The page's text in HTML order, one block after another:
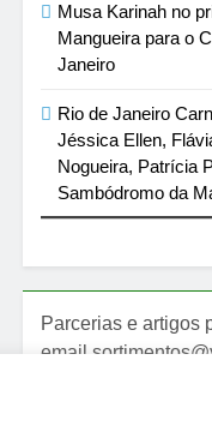
Musa Karinah no
Mangueira para o
Janeiro
Rio de Janeiro
Jéssica Ellen,
Nogueira, Patrícia
Sambódromo da
Parcerias e artigos
email